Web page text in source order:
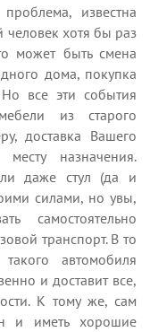
известна
человек хотя бы раз
может быть смена
дома, покупка
все эти события
из старого
доставка Вашего
назначения.
даже стул (да и
силами, но увы,
самостоятельно
транспорт. В то
автомобиля
и доставит все,
К тому же, сам
и иметь хорошие